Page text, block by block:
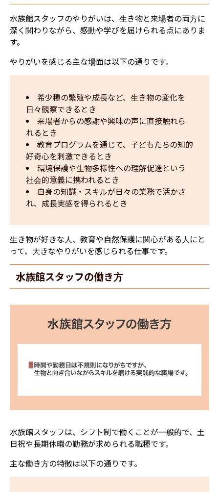
水族館スタッフのやりがいは、生き物と来場者の両方に
深く関わりながら、感動や学びを届けられる点にありま
す。
やりがいを感じる主な場面は以下の通りです。
希少種の繁殖や成長など、生き物の変化を
日々観察できるとき
来場者からの感謝や興味の声に直接触れら
れるとき
教育プログラムを通じて、子どもたちの知的
好奇心を刺激できるとき
環境保護や生物多様性への理解促進という
社会的意義に携われるとき
自身の知識・スキルが日々の業務で活かさ
れ、成長実感を得られるとき
生き物が好きな人、教育や自然保護に関心がある人にと
って、大きなやりがいを感じられる仕事です。
水族館スタッフの働き方
水族館スタッフは、シフト制で働くことが一般的で、土
日祝や長期休暇の勤務が求められる職種です。
主な働き方の特徴は以下の通りです。